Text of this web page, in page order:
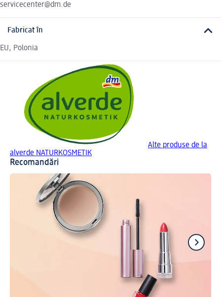
servicecenter@dm.de
Fabricat în
EU, Polonia
Alte produse de la
alverde NATURKOSMETIK
Recomandări